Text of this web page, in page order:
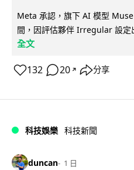
Meta 承認，旗下 AI 模型
間，因評估夥伴 Irregular 設定
全文
132 20 ↗ 分享
科技娛樂 科技新聞
duncan 1 日